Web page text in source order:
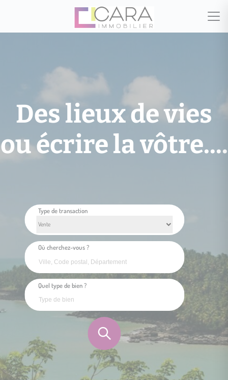
Des lieux de vies
ou écrire la vôtre....
Type de transaction
Où cherchez-vous ?
Quel type de bien ?